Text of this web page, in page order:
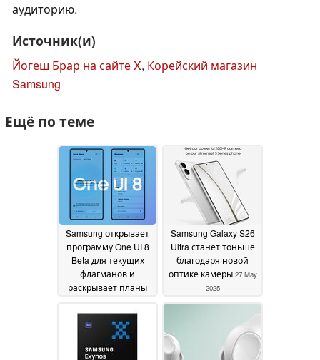
аудиторию.
Источник(и)
Йогеш Брар на сайте X, Корейский магазин
Samsung
Ещё по теме
Samsung открывает
программу One UI 8
Beta для текущих
флагманов и
раскрывает планы
устройств раньше
срока
28 May 2025
Samsung Galaxy S26
Ultra станет тоньше
благодаря новой
оптике камеры 27 May
2025